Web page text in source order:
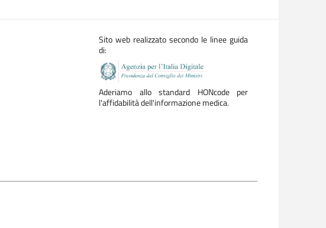
Sito web realizzato secondo le linee guida
di:
Aderiamo allo standard HONcode per
l'affidabilità dell'informazione medica.